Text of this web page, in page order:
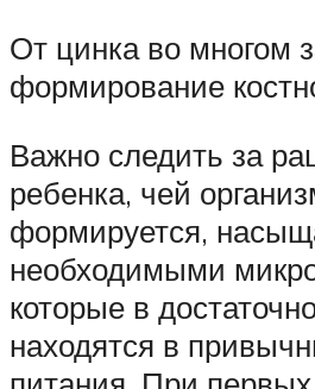
От цинка во многом
формирование
Важно следить за
ребенка, чей
формируется,
необходимыми
которые в
находятся в